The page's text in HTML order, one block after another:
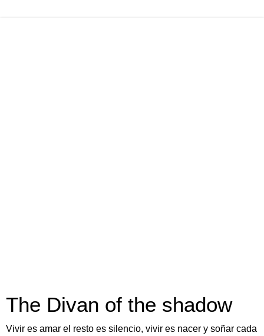
The Divan of the shadow
Vivir es amar el resto es silencio, vivir es nacer y soñar cada